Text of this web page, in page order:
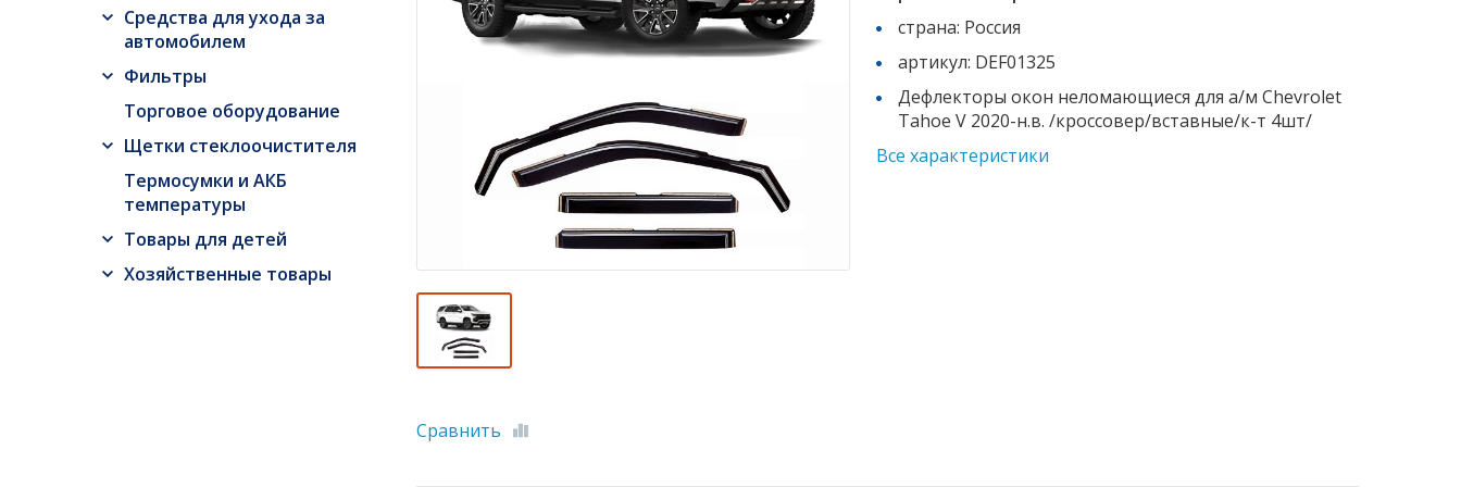
Средства для ухода за
автомобилем
Фильтры
Торговое оборудование
Щетки стеклоочистителя
Термосумки и АКБ
температуры
Товары для детей
Хозяйственные товары
Сравнить
страна: Россия
артикул: DEF01325
Дефлекторы окон неломающиеся для а/м Chevrolet
Tahoe V 2020-н.в. /кроссовер/вставные/к-т 4шт/
Все характеристики